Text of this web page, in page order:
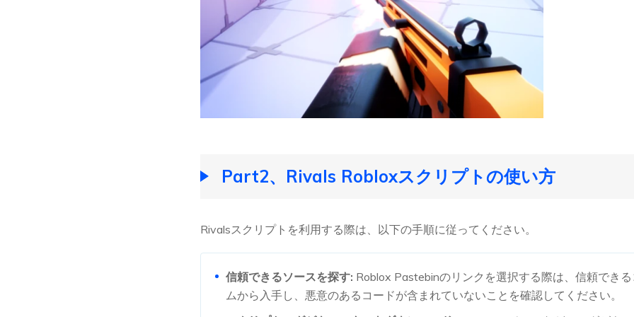
Part2、Rivals Robloxスクリプトの使い方
Rivalsスクリプトを利用する際は、以下の手順に従ってください。
信頼できるソースを探す: Roblox Pastebinのリンクを選択する際は、信頼でき
ムから入手し、悪意のあるコードが含まれていないことを確認してください。